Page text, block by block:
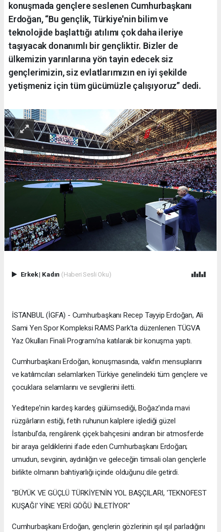
konuşmada gençlere seslenen Cumhurbaşkanı
Erdoğan, “Bu gençlik, Türkiye'nin bilim ve
teknolojide başlattığı atılımı çok daha ileriye
taşıyacak donanımlı bir gençliktir. Bizler de
ülkemizin yarınlarına yön tayin edecek siz
gençlerimizin, siz evlatlarımızın en iyi şekilde
yetişmeniz için tüm gücümüzle çalışıyoruz” dedi.
Erkek| Kadın (Haberi Sesli Oku)
İSTANBUL (İGFA) - Cumhurbaşkanı Recep Tayyip Erdoğan, Ali
Sami Yen Spor Kompleksi RAMS Park'ta düzenlenen TÜGVA
Yaz Okulları Finali Programı'na katılarak bir konuşma yaptı.
Cumhurbaşkanı Erdoğan, konuşmasında, vakfın mensuplarını
ve katılımcıları selamlarken Türkiye genelindeki tüm gençlere ve
çocuklara selamlarını ve sevgilerini iletti.
Yeditepe'nin kardeş kardeş gülümsediği, Boğaz'ında mavi
rüzgârların estiği, fetih ruhunun kalplere işlediği güzel
İstanbul'da, rengârenk çiçek bahçesini andıran bir atmosferde
bir araya geldiklerini ifade eden Cumhurbaşkanı Erdoğan;
umudun, sevginin, aydınlığın ve geleceğin timsali olan gençlerle
birlikte olmanın bahtiyarlığı içinde olduğunu dile getirdi.
"BÜYÜK VE GÜÇLÜ TÜRKİYE'NİN YOL BAŞÇILARI, 'TEKNOFEST
KUŞAĞI' YİNE YERİ GÖĞÜ İNLETİYOR"
Cumhurbaşkanı Erdoğan, gençlerin gözlerinin ışıl ışıl parladığını